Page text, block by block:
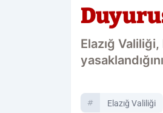
Elazığ
Elazığ Valiliği